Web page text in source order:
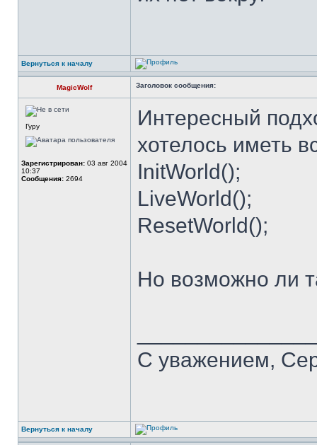
Вернуться к началу
MagicWolf Заголовок сообщения:
Гуру
Зарегистрирован: 03 авг 2004
10:37
Сообщения: 2694
Интересный
хотелось иметь
InitWorld();
LiveWorld();
ResetWorld();
Но возможно ли
С уважением,
Вернуться к началу